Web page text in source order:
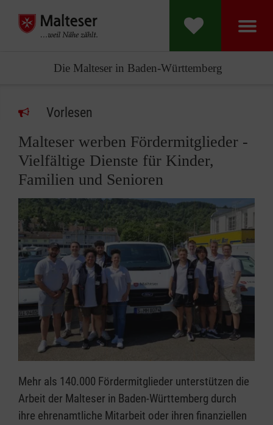
Die Malteser in Baden-Württemberg
Vorlesen
Malteser werben Fördermitglieder -
Vielfältige Dienste für Kinder,
Familien und Senioren
Mehr als 140.000 Fördermitglieder unterstützen die
Arbeit der Malteser in Baden-Württemberg durch
ihre ehrenamtliche Mitarbeit oder ihren finanziellen